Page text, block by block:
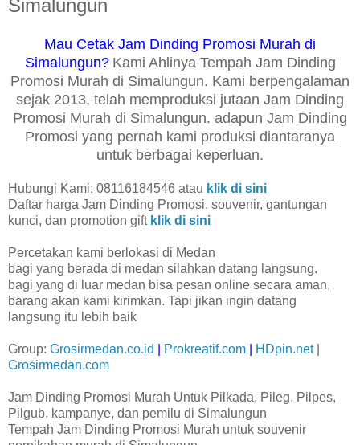
Simalungun
Mau Cetak Jam Dinding Promosi Murah di
Simalungun? Kami Ahlinya Tempah Jam Dinding
Promosi Murah di Simalungun. Kami berpengalaman
sejak 2013, telah memproduksi jutaan Jam Dinding
Promosi Murah di Simalungun. adapun Jam Dinding
Promosi yang pernah kami produksi diantaranya
untuk berbagai keperluan.
Hubungi Kami: 08116184546 atau klik di sini
Daftar harga Jam Dinding Promosi, souvenir, gantungan
kunci, dan promotion gift klik di sini
Percetakan kami berlokasi di Medan
bagi yang berada di medan silahkan datang langsung.
bagi yang di luar medan bisa pesan online secara aman,
barang akan kami kirimkan. Tapi jikan ingin datang
langsung itu lebih baik
Group: Grosirmedan.co.id Prokreatif.com HDpin.net|
Grosirmedan.com
Jam Dinding Promosi Murah Untuk Pilkada, Pileg, Pilpes,
Pilgub, kampanye, dan pemilu di Simalungun
Tempah Jam Dinding Promosi Murah untuk souvenir